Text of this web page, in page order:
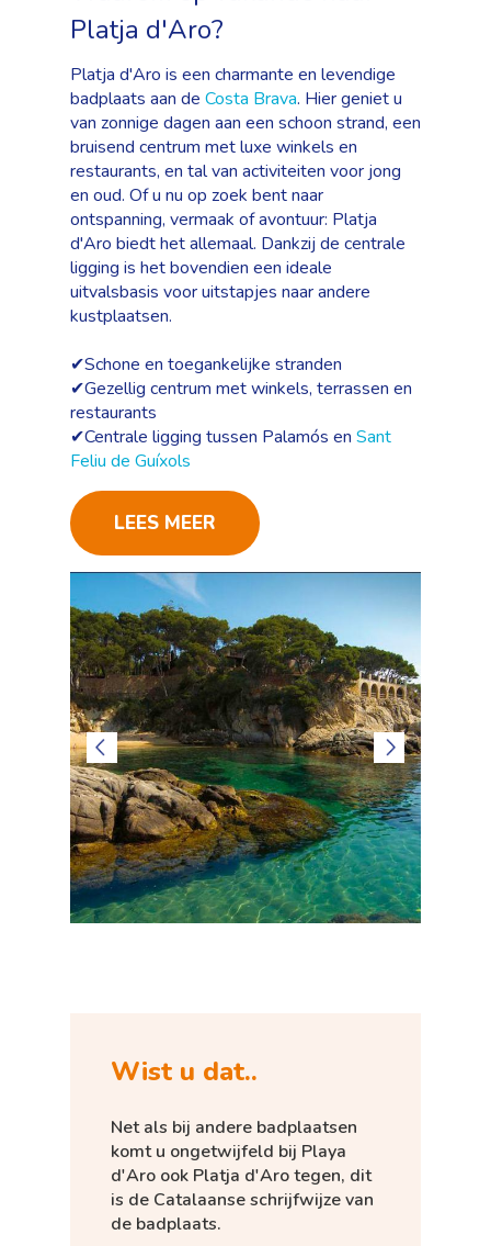
Platja d'Aro?
Platja d'Aro is een charmante en levendige
badplaats aan de Costa Brava. Hier geniet u
van zonnige dagen aan een schoon strand, een
bruisend centrum met luxe winkels en
restaurants, en tal van activiteiten voor jong
en oud. Of u nu op zoek bent naar
ontspanning, vermaak of avontuur: Platja
d'Aro biedt het allemaal. Dankzij de centrale
ligging is het bovendien een ideale
uitvalsbasis voor uitstapjes naar andere
kustplaatsen.
✔Schone en toegankelijke stranden
✔Gezellig centrum met winkels, terrassen en
restaurants
✔Centrale ligging tussen Palamós en Sant
Feliu de Guíxols
LEES MEER
Wist u dat..
Net als bij andere badplaatsen
komt u ongetwijfeld bij Playa
d'Aro ook Platja d'Aro tegen, dit
is de Catalaanse schrijfwijze van
de badplaats.